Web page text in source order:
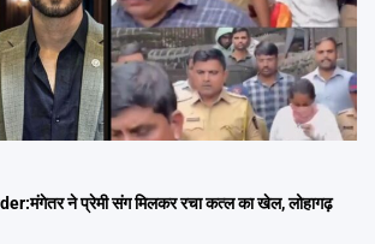
ने प्रेमी संग मिलकर रचा कत्ल का खेल, लोहागढ़